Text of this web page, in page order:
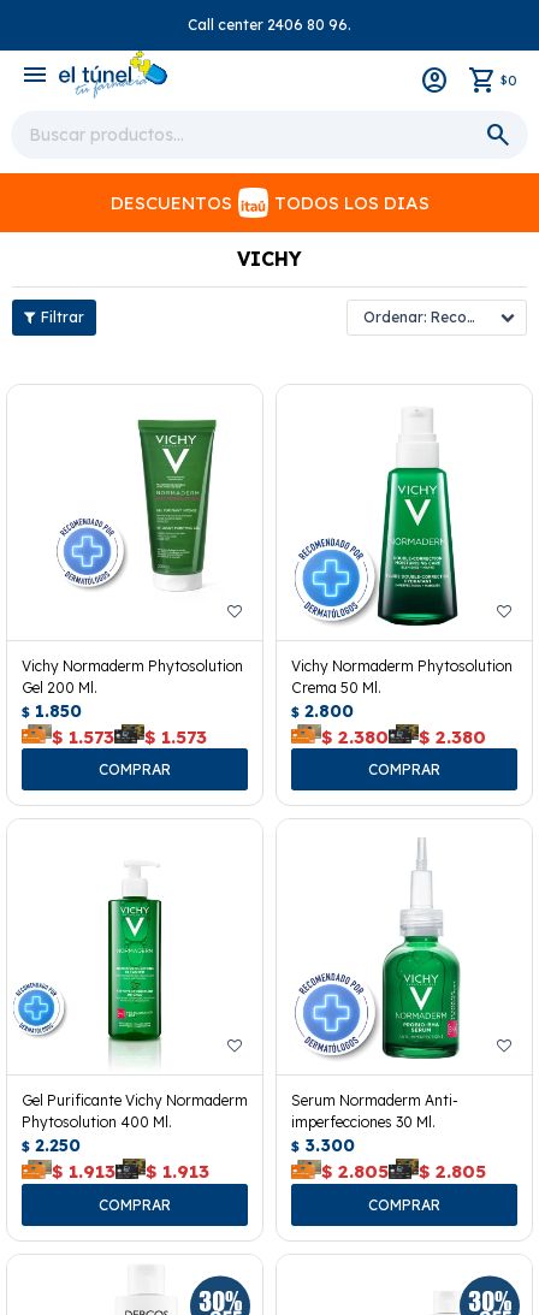
Call center 2406 80 96.
menu $0
DESCUENTOS TODOS LOS DIAS
VICHY
Recomendados
Vichy Normaderm Phytosolution
Gel 200 Ml.
$ 1.850
$ 1.573 $ 1.573
Vichy Normaderm Phytosolution
Crema 50 Ml.
$ 2.800
$ 2.380 $ 2.380
Gel Purificante Vichy Normaderm
Phytosolution 400 Ml.
$ 2.250
$ 1.913 $ 1.913
Serum Normaderm Anti-
imperfecciones 30 Ml.
$ 3.300
$ 2.805 $ 2.805
close